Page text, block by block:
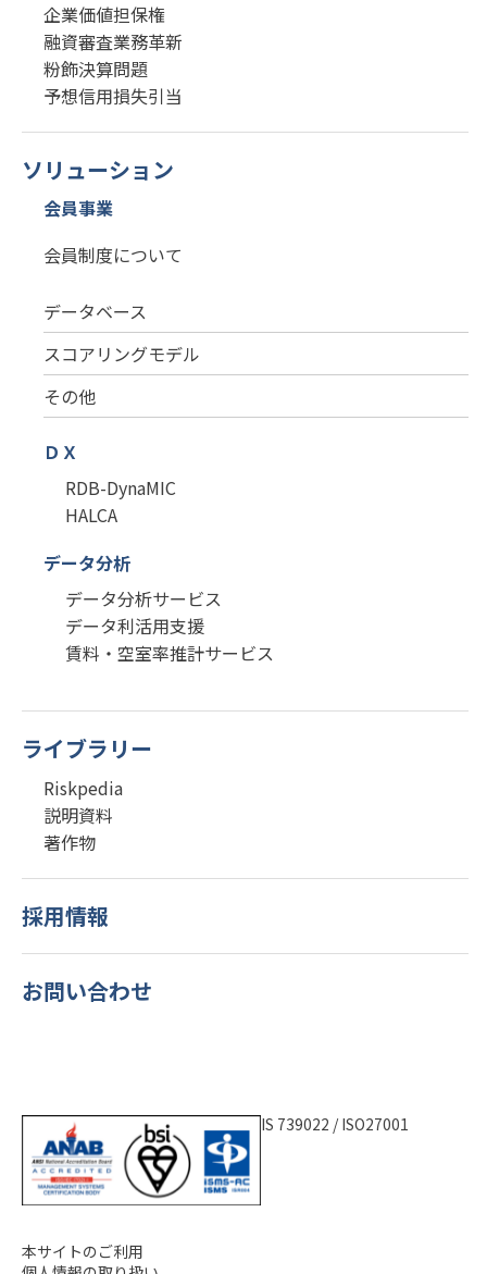
企業価値担保権
融資審査業務革新
粉飾決算問題
予想信用損失引当
ソリューション
会員事業
会員制度について
データベース
スコアリングモデル
その他
ＤＸ
RDB-DynaMIC
HALCA
データ分析
データ分析サービス
データ利活用支援
賃料・空室率推計サービス
ライブラリー
Riskpedia
説明資料
著作物
採用情報
お問い合わせ
IS 739022 / ISO27001
本サイトのご利用